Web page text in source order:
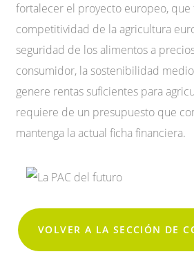
fortalecer el proyecto europeo, que
competitividad de la agricultura
seguridad de los alimentos a
consumidor, la sostenibilidad
genere rentas suficientes para
requiere de un presupuesto que
mantenga la actual ficha financiera.
VOLVER A LA SECCIÓN DE